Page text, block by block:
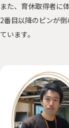
また、育休取得者に
2番目以降のピンが
ています。